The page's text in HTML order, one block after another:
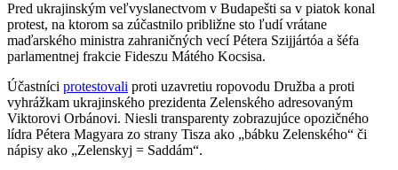
Pred ukrajinským veľvyslanectvom v Budapešti sa v piatok konal
protest, na ktorom sa zúčastnilo približne sto ľudí vrátane
maďarského ministra zahraničných vecí Pétera Szijjártóa a šéfa
parlamentnej frakcie Fideszu Mátého Kocsisa.
Účastníci protestovali proti uzavretiu ropovodu Družba a proti
vyhrážkam ukrajinského prezidenta Zelenského adresovaným
Viktorovi Orbánovi. Niesli transparenty zobrazujúce opozičného
lídra Pétera Magyara zo strany Tisza ako „bábku Zelenského“ či
nápisy ako „Zelenskyj = Saddám“.